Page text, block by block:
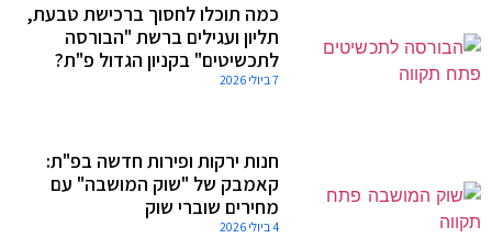
כמה תוכלו לחסוך ברכישת טבעת,
תליון ועגילים ברשת "הבורסה
לתכשיטים" בקניון הגדול פ"ת?
7 ביולי 2026
חנות ירקות ופירות חדשה בפ"ת:
קאמבק של "שוק המושבה" עם
מחירים שוברי שוק
4 ביולי 2026